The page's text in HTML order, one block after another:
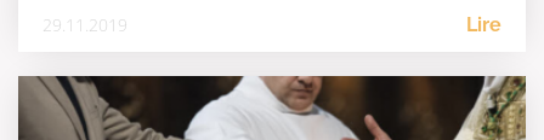
29.11.2019 Lire